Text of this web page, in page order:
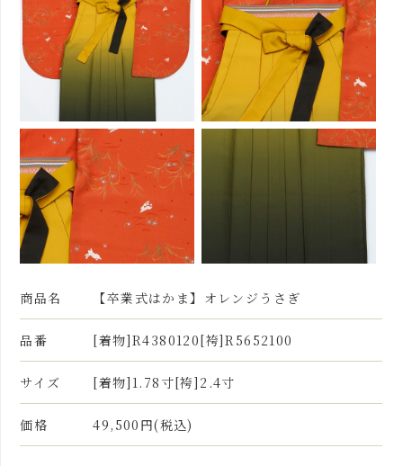
商品名 【卒業式はかま】オレンジうさぎ
品番 [着物]R4380120[袴]R5652100
サイズ [着物]1.78寸[袴]2.4寸
価格 49,500円(税込)